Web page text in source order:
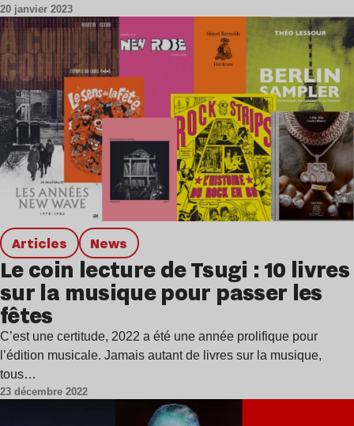
20 janvier 2023
Articles news
Le coin lecture de Tsugi : 10 livres
sur la musique pour passer les
fêtes
C’est une certitude, 2022 a été une année prolifique pour
l’édition musicale. Jamais autant de livres sur la musique,
tous…
23 décembre 2022